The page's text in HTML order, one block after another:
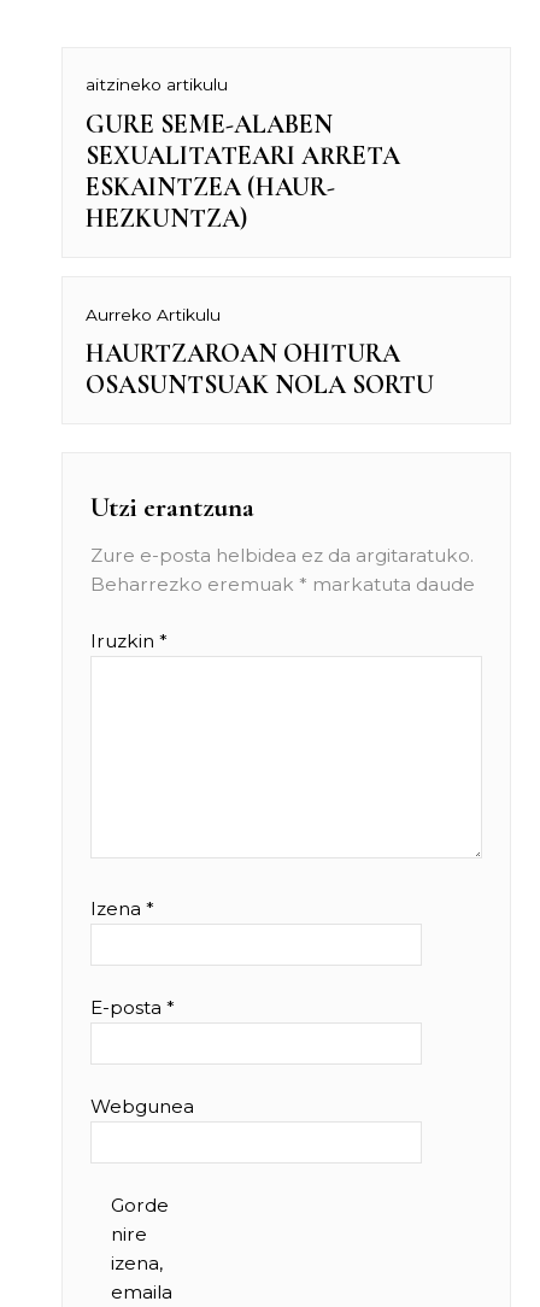
Bidalketetan
zehar
nabigatu
aitzineko artikulu
Previous
post:
GURE SEME-ALABEN
SEXUALITATEARI ARRETA
ESKAINTZEA (HAUR-
HEZKUNTZA)
Aurreko Artikulu
Next
post:
HAURTZAROAN OHITURA
OSASUNTSUAK NOLA SORTU
Utzi erantzuna
Zure e-posta helbidea ez da argitaratuko.
Beharrezko eremuak * markatuta daude
Iruzkin*
Izena*
E-posta*
Webgunea
Gorde
nire
izena,
emaila